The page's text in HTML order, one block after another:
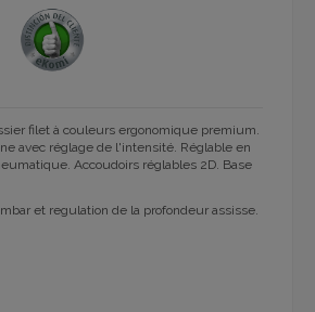
filet à couleurs ergonomique premium.
avec réglage de l'intensité. Réglable en
Accoudoirs réglables 2D. Base
et regulation de la profondeur assisse.